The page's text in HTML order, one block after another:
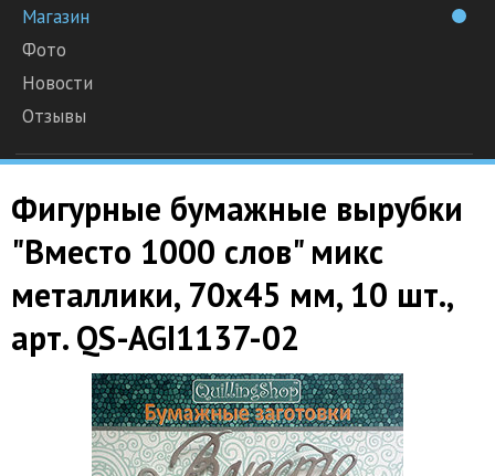
Магазин
Фото
Новости
Отзывы
Фигурные бумажные вырубки
"Вместо 1000 слов" микс
металлики, 70х45 мм, 10 шт.,
арт. QS-AGI1137-02